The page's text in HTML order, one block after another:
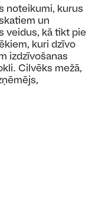
noteikumi, kurus
un
veidus, kā tikt pie
kuri dzīvo
izdzīvošanas
Cilvēks mežā,